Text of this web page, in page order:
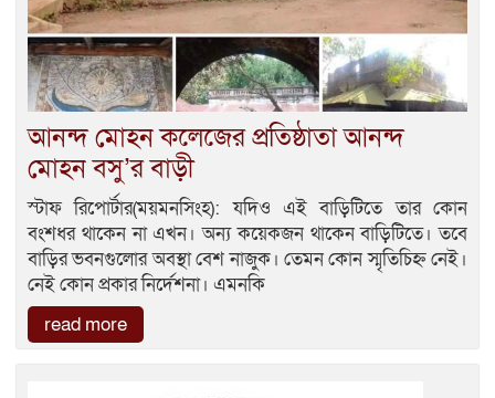
আনন্দ মোহন কলেজের প্রতিষ্ঠাতা আনন্দ
মোহন বসু’র বাড়ী
স্টাফ রিপোর্টার(ময়মনসিংহ): যদিও এই বাড়িটিতে তার কোন
বংশধর থাকেন না এখন। অন্য কয়েকজন থাকেন বাড়িটিতে। তবে
বাড়ির ভবনগুলোর অবস্থা বেশ নাজুক। তেমন কোন স্মৃতিচিহ্ন নেই।
নেই কোন প্রকার নির্দেশনা। এমনকি
read more